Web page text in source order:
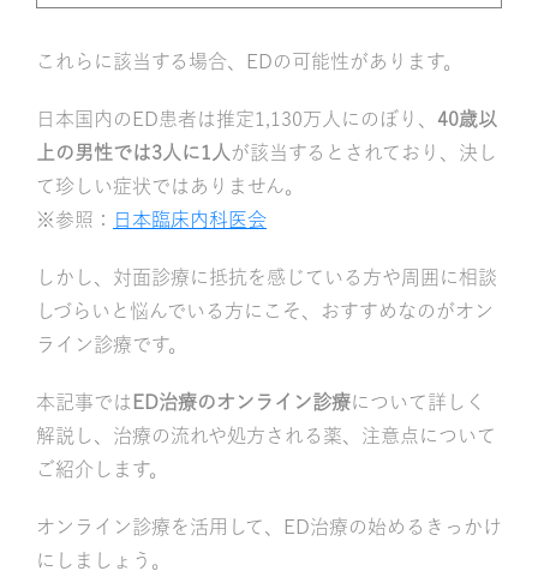
これらに該当する場合、EDの可能性があります。
日本国内のED患者は推定1,130万人にのぼり、 40歳以
上の男性では3人に1人が該当するとされており、決し
て珍しい症状ではありません。
※参照：
日本臨床内科医会
しかし、対面診療に抵抗を感じている方や周囲に相談
しづらいと悩んでいる方にこそ、おすすめなのがオン
ライン診療です。
本記事では ED治療のオンライン診療について詳しく
解説し、治療の流れや処方される薬、注意点について
ご紹介します。
オンライン診療を活用して、ED治療の始めるきっかけ
にしましょう。